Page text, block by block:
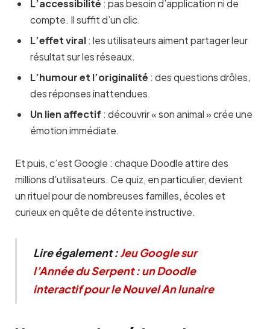
L’accessibilité : pas besoin d’application ni de
compte. Il suffit d’un clic.
L’effet viral: les utilisateurs aiment partager leur
résultat sur les réseaux.
L’humour et l’originalité : des questions drôles,
des réponses inattendues.
Un lien affectif : découvrir « son animal » crée une
émotion immédiate.
Et puis, c’est Google : chaque Doodle attire des
millions d’utilisateurs. Ce quiz, en particulier, devient
un rituel pour de nombreuses familles, écoles et
curieux en quête de détente instructive.
Lire également :Jeu Google sur
l’Année du Serpent : un Doodle
interactif pour le Nouvel An lunaire